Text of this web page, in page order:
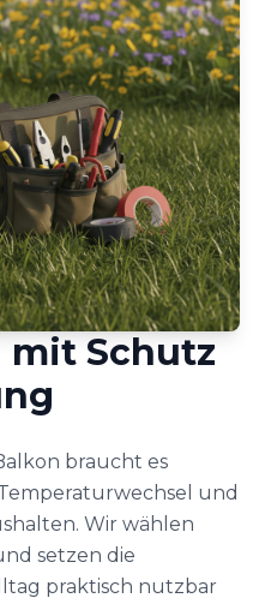
mit Schutz
braucht es
und
Wir wählen
setzen die
praktisch nutzbar